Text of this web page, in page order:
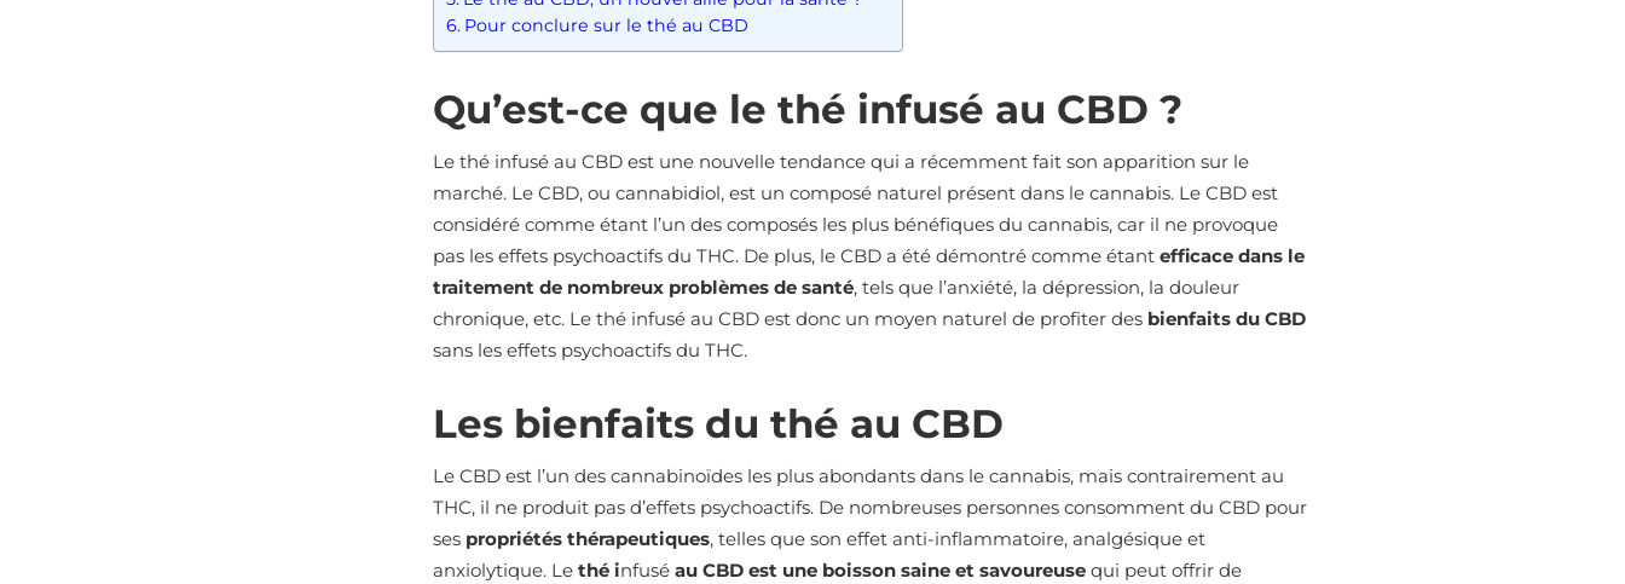
Pour conclure sur le thé au CBD
Qu’est-ce que le thé infusé au CBD ?
Le thé infusé au CBD est une nouvelle tendance qui a récemment fait son apparition sur le
marché. Le CBD, ou cannabidiol, est un composé naturel présent dans le cannabis. Le CBD est
considéré comme étant l’un des composés les plus bénéfiques du cannabis, car il ne provoque
pas les effets psychoactifs du THC. De plus, le CBD a été démontré comme étant efficace dans le
traitement de nombreux problèmes de santé, tels que l’anxiété, la dépression, la douleur
chronique, etc. Le thé infusé au CBD est donc un moyen naturel de profiter des bienfaits du CBD
sans les effets psychoactifs du THC.
Les bienfaits du thé au CBD
Le CBD est l’un des cannabinoïdes les plus abondants dans le cannabis, mais contrairement au
THC, il ne produit pas d’effets psychoactifs. De nombreuses personnes consomment du CBD pour
ses propriétés thérapeutiques, telles que son effet anti-inflammatoire, analgésique et
anxiolytique. Le thé infusé au CBD est une boisson saine et savoureuse qui peut offrir de